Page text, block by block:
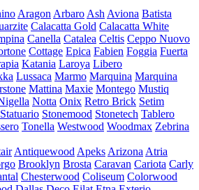
Aragon Arbaro Ash Aviona Batista
Calacatta Gold Calacatta White
Canella Catalea Celtis Ceppo Nuovo
Cottage Epica Fabien Foggia Fuerta
Katania Laroya Libero
Lussaca Marmo Marquina Marquina
Mattina Maxie Montego Mustiq
Notta Onix Retro Brick Setim
Statuario Stonemood Stonetech Tablero
Tonella Westwood Woodmax Zebrina
Antiquewood Apeks Arizona Atria
Brooklyn Brosta Caravan Cariota Carly
Chesterwood Coliseum Colorwood